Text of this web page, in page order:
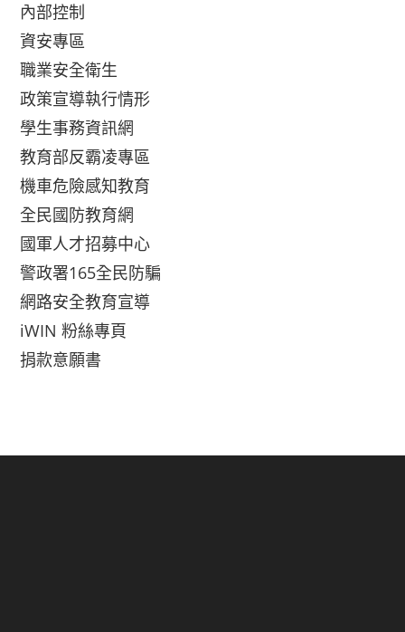
內部控制
資安專區
職業安全衛生
政策宣導執行情形
學生事務資訊網
教育部反霸凌專區
機車危險感知教育
全民國防教育網
國軍人才招募中心
警政署165全民防騙
網路安全教育宣導
iWIN 粉絲專頁
捐款意願書